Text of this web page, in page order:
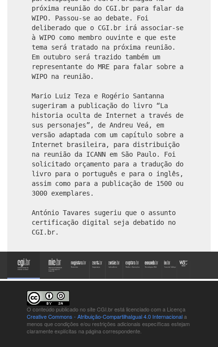
próxima reunião do CGI.br para falar da
WIPO. Passou-se ao debate. Foi
deliberado que o CGI.br irá associar-se
à WIPO como membro ouvinte e que este
tema será tratado na próxima reunião.
Em outubro será trazido também um
representante do MRE para falar sobre a
WIPO na reunião.
Mario Luiz Teza e Rogério Santanna
sugeriram a publicação do livro “La
historia oculta de Internet a través de
sus personajes”, de Andreu Veá, em
versão adaptada com um capítulo sobre a
Internet brasileira, para distribuição
na reunião da ICANN em São Paulo. Foi
solicitado orçamento para a tradução do
livro para o português e para o inglês,
assim como para a publicação de 1500 ou
3000 exemplares.
António Tavares sugeriu que o assunto
certificação digital seja debatido no
CGI.br.
O conteúdo publicado no site CGI.br está licenciado com a Licença
Creative Commons - Atribuição-CompartilhaIgual 4.0 Internacionala
menos que condições e/ou restrições adicionais específicas estejam
claramente explícitas na página correspondente.